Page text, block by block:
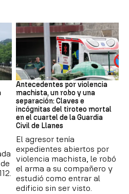
ASTURIAS
Antecedentes por violencia
machista, un robo y una
separación: Claves e
incógnitas del tiroteo mortal
en el cuartel de la Guardia
Civil de Llanes
El agresor tenía
expedientes abiertos por
violencia machista, le robó
el arma a su compañero y
estudió como entrar al
edificio sin ser visto.